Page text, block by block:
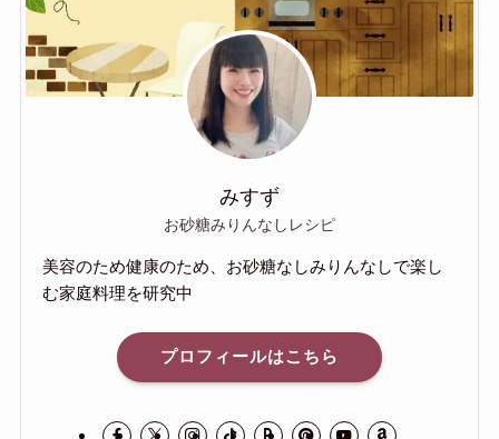
みすず
お砂糖みりんなしレシピ
美容のため健康のため、お砂糖なしみりんなしで楽し
む家庭料理を研究中
プロフィールはこちら